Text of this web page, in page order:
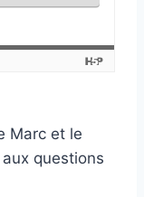
Marc et le
questions